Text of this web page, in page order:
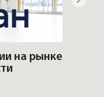
на рынке